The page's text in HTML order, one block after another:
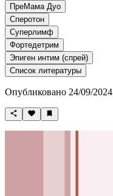
ПреМама Дуо
Сперотон
Суперлимф
Фортедетрим
Эпиген интим (спрей)
Список литературы
Опубликовано 24/09/2024